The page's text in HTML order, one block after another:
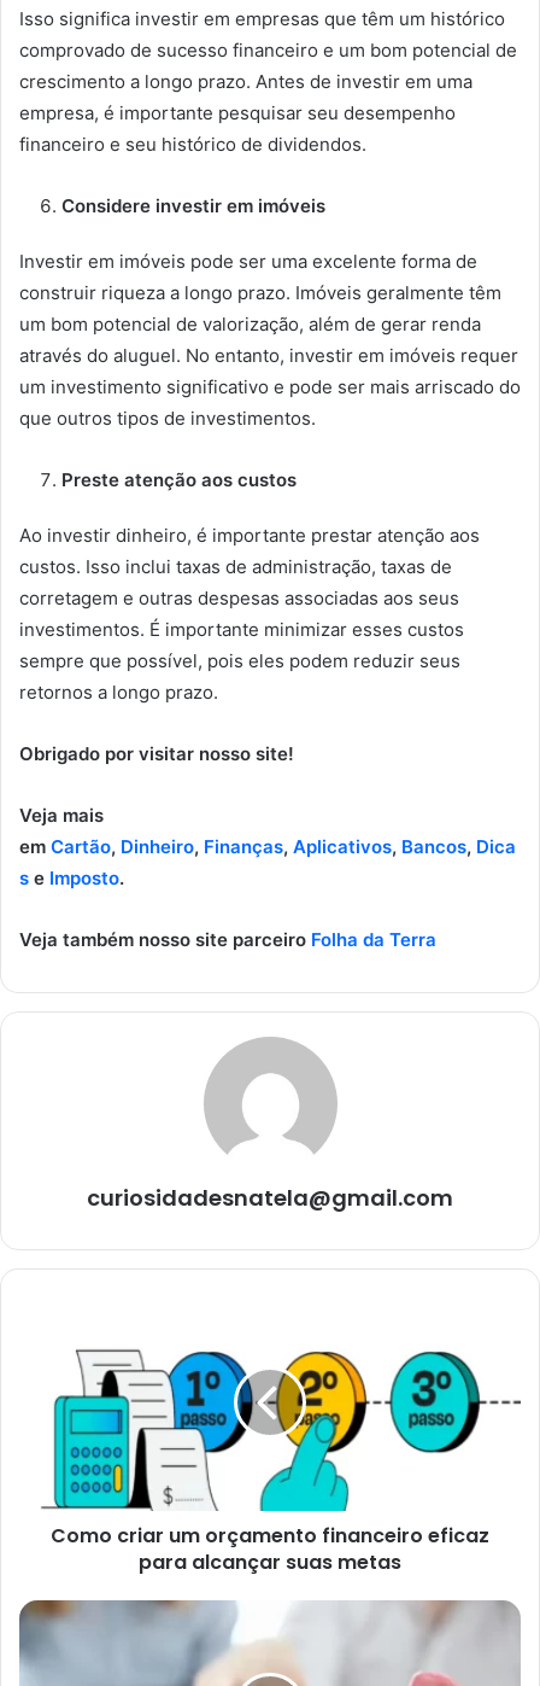
Isso significa investir em empresas que têm um histórico
comprovado de sucesso financeiro e um bom potencial de
crescimento a longo prazo. Antes de investir em uma
empresa, é importante pesquisar seu desempenho
financeiro e seu histórico de dividendos.
Considere investir em imóveis
Investir em imóveis pode ser uma excelente forma de
construir riqueza a longo prazo. Imóveis geralmente têm
um bom potencial de valorização, além de gerar renda
através do aluguel. No entanto, investir em imóveis requer
um investimento significativo e pode ser mais arriscado do
que outros tipos de investimentos.
Preste atenção aos custos
Ao investir dinheiro, é importante prestar atenção aos
custos. Isso inclui taxas de administração, taxas de
corretagem e outras despesas associadas aos seus
investimentos. É importante minimizar esses custos
sempre que possível, pois eles podem reduzir seus
retornos a longo prazo.
Obrigado por visitar nosso site!
Veja mais
em Cartão, Dinheiro, Finanças, Aplicativos, Bancos, Dica
s e Imposto.
Veja também nosso site parceiro Folha da Terra
curiosidadesnatela@gmail.com
orçamento
financeiro
alcançar
suas
metasComo criar um orçamento financeiro eficaz
para alcançar suas metas
As
estratégias